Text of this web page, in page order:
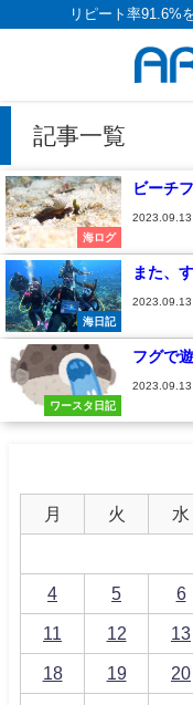
リピート率91.6%
記事一覧
海ログ
ビーチ
2023.09.13
海日記
また、
2023.09.13
ワースタ日記
フグで
2023.09.13
月 火 水
4 5 6
11 12 13
18 19 20